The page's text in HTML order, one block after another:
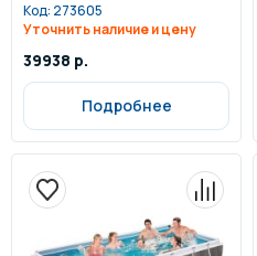
Код: 273605
Уточнить наличие и цену
39938 р.
Подробнее